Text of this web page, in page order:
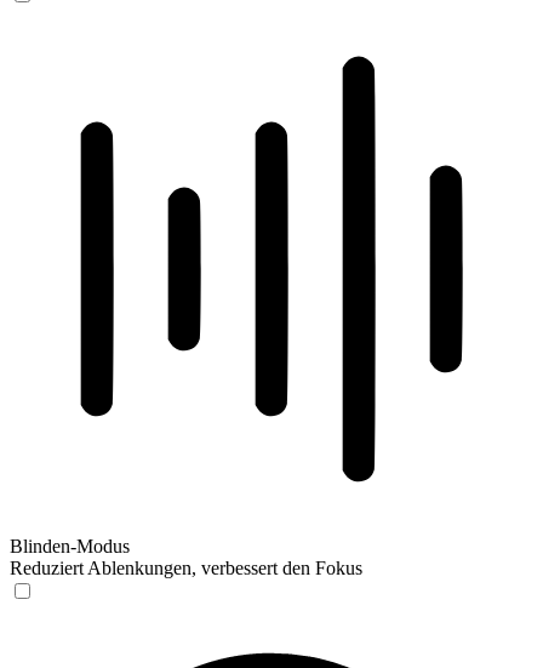
Blinden-Modus
Reduziert Ablenkungen, verbessert den Fokus